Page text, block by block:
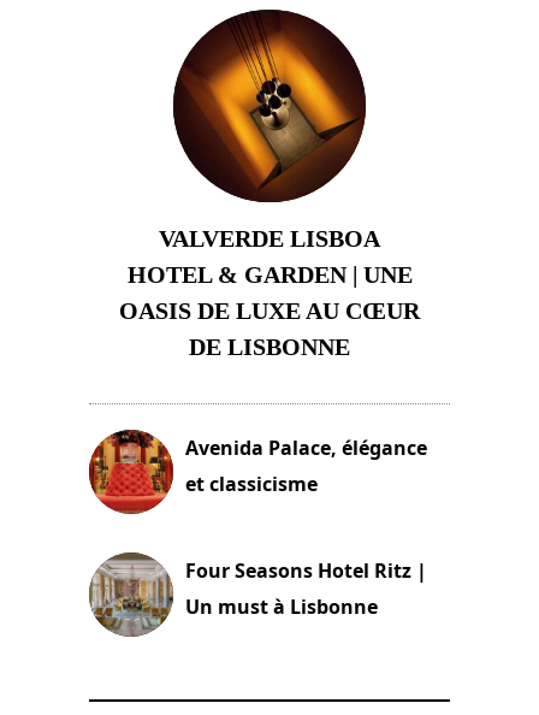
VALVERDE LISBOA
HOTEL & GARDEN | UNE
OASIS DE LUXE AU CŒUR
DE LISBONNE
Avenida Palace, élégance
et classicisme
Four Seasons Hotel Ritz |
Un must à Lisbonne